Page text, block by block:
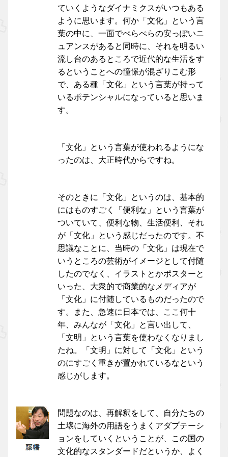
ていくようなダイナミクスがいつもある
ように思います。何か「文化」という言
葉の中に、一面でぺらぺらの安っぽいニ
ュアンスがあると同時に、それを明るい
流し台のあるところで近代的な生活をす
るということへの憧憬が混ざりこむ形
で、ある種「文化」という言葉が持って
いるポテンシャルになっていると思いま
す。
「文化」という言葉が使われるようにな
ったのは、大正時代からですね。
そのときに「文化」というのは、基本的
にはものすごく「便利な」という言葉が
ついていて、便利な物、生活便利、それ
が「文化」という感じだったのです。不
思議なことに、当時の「文化」は現在で
いうところの芸術がイメージとして付随
したのでなく、イラストとかポスターと
いった、大衆的で商業的なメディアが
「文化」に付随しているものだったので
す。また、急速に日本では、ここ何十
年、みんなが「文化」と言い出して、
「文明」という言葉を使わなくなりまし
たね。「文明」に対して「文化」という
のにすごく重きが置かれているなという
感じがします。
問題なのは、再解釈をして、自分たちの
土壌に海外の用語をうまくアダプテーシ
ョンをしていくということが、この国の
文化的なスタンダードだというか、よく